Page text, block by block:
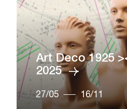
Art Deco 1925
2025
27/05 16/11